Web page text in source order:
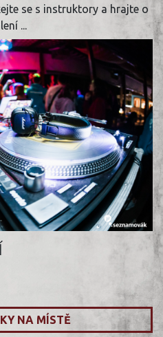
se s instruktory a hrajte o
...
NA MÍSTĚ